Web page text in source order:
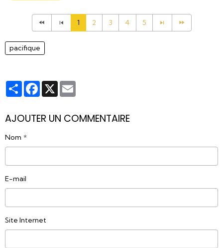
1 2 3 4 5
pacifique
PartagerFacebook
X
AJOUTER UN COMMENTAIRE
Nom
E-mail
Site Internet